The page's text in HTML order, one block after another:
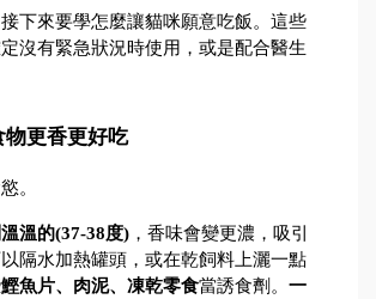
下來要學怎麼讓貓咪願意吃飯。這些
沒有緊急狀況時使用，或是配合醫生
物更香更好吃
。
溫的(37-38度) ，香味會變更濃，吸引
隔水加熱罐頭，或在乾飼料上灑一點
鰹魚片、肉泥、凍乾零食當誘食劑。 一